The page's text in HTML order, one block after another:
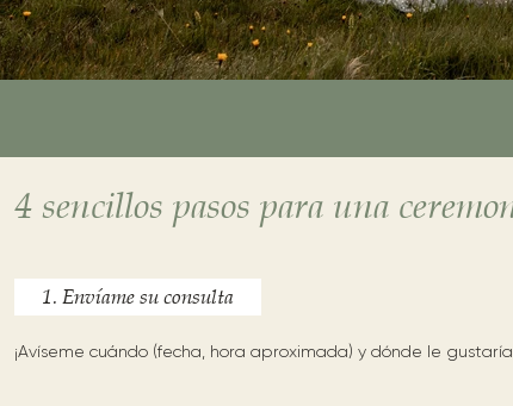
4 sencillos pasos para una
1. Envíame su consulta
¡Avíseme cuándo (fecha, hora aproximada) y dónde le